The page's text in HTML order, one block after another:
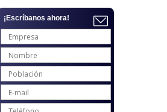
¡Escríbanos ahora!